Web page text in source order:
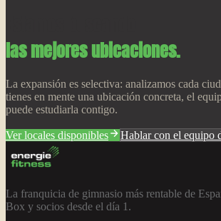
las mejores ubicaciones.
La expansión es selectiva: analizamos cada
tienes en mente una ubicación concreta, el
puede estudiarla contigo.
Ver locales disponibles Hablar con el equipo
La franquicia de gimnasio más rentable de
Box y socios desde el día 1.